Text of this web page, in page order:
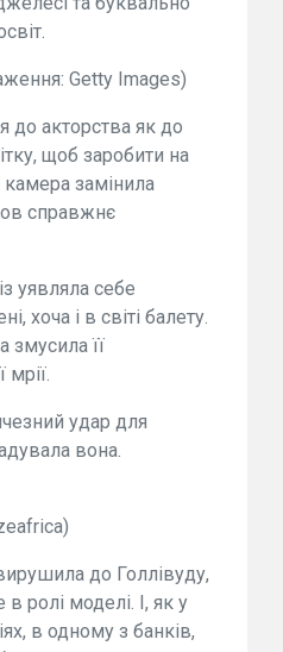
Getty Images)
до акторства як до
щоб заробити на
замінила
справжнє
уявляла себе
хоча і в світі балету.
змусила її
мрії.
удар для
вона.
до Голлівуду,
ролі моделі. І, як у
в одному з банків,